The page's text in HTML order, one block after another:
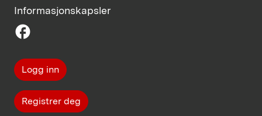
Informasjonskapsler
facebook
Logg inn
Registrer deg